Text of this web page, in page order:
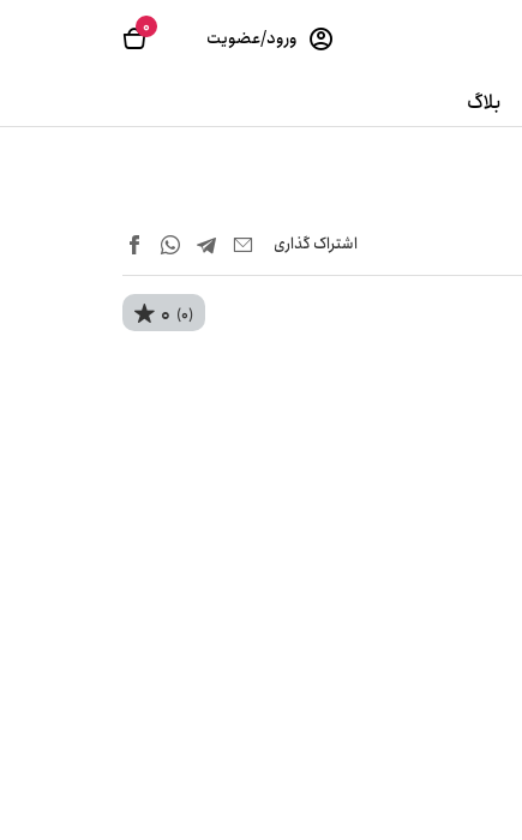
0 ورود/عضویت
بلاگ
اشتراک‌ گذاری
0 (0)